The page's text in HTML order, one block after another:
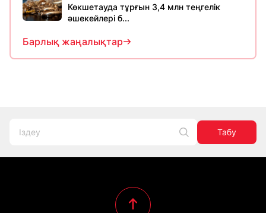
Көкшетауда тұрғын 3,4 млн теңгелік
әшекейлері б...
Барлық жаңалықтар
Табу